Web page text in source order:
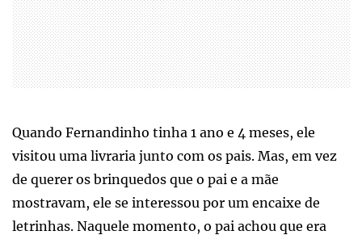
Quando Fernandinho tinha 1 ano e 4 meses, ele
visitou uma livraria junto com os pais. Mas, em vez
de querer os brinquedos que o pai e a mãe
mostravam, ele se interessou por um encaixe de
letrinhas. Naquele momento, o pai achou que era